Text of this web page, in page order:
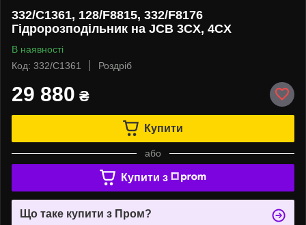
332/C1361, 128/F8815, 332/F8176
Гідророзподільник на JCB 3CX, 4CX
В наявності
Код: 332/C1361
Роздріб
29 880 ₴
Купити
або
Купити з
Що таке купити з Пром?